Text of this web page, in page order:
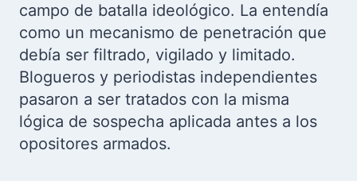
campo de batalla ideológico. La entendía
como un mecanismo de penetración que
debía ser filtrado, vigilado y limitado.
Blogueros y periodistas independientes
pasaron a ser tratados con la misma
lógica de sospecha aplicada antes a los
opositores armados.